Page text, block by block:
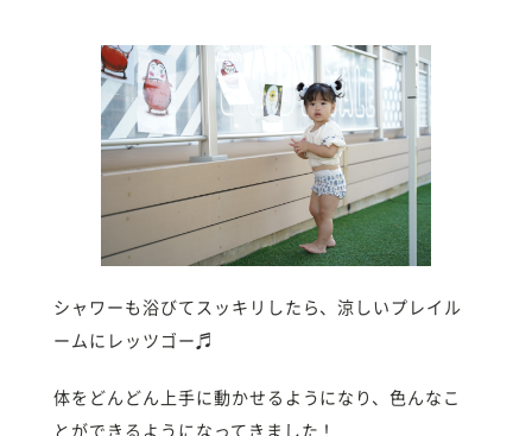
シャワーも浴びてスッキリしたら、涼しいプレイル
ームにレッツゴー♬
体をどんどん上手に動かせるようになり、色んなこ
とができるようになってきました！